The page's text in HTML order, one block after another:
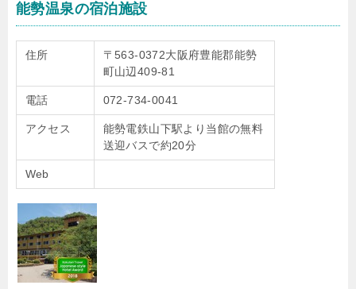
能勢温泉の宿泊施設
住所
〒563-0372大阪府豊能郡能勢
町山辺409-81
電話 072-734-0041
アクセス
能勢電鉄山下駅より当館の無料
送迎バスで約20分
Web